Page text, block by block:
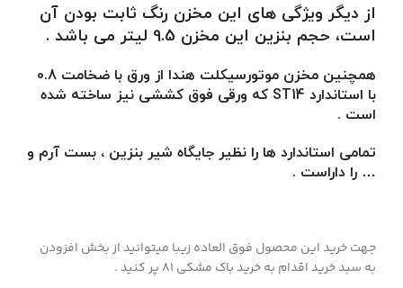
از دیگر ویژگی های این مخزن رنگ ثابت بودن آن
است، حجم بنزین این مخزن 9.5 لیتر می باشد .
همچنین مخزن موتورسیکلت هندا از ورق با ضخامت 0.8
با استاندارد ST14 که ورقی فوق کششی نیز ساخته شده
است .
تمامی استاندارد ها را نظیر جایگاه شیر بنزین ، بست آرم و
… را داراست .
جهت خرید این محصول فوق العاده زیبا میتوانید از بخش افزودن
به سبد خرید اقدام به خرید باک مشکی 81 پر کنید .